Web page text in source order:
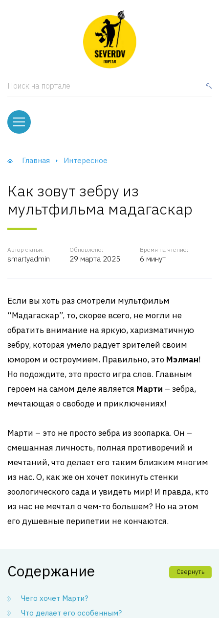
Поиск на портале
Главная Интересное
Как зовут зебру из
мультфильма мадагаскар
Автор статьи:
smartyadmin
Обновлено:
29 марта 2025
Время на чтение:
6 минут
Если вы хоть раз смотрели мультфильм
“Мадагаскар”, то, скорее всего, не могли не
обратить внимание на яркую, харизматичную
зебру, которая умело радует зрителей своим
юмором и остроумием. Правильно, это Мэлман!
Но подождите, это просто игра слов. Главным
героем на самом деле является Марти – зебра,
мечтающая о свободе и приключениях!
Марти – это не просто зебра из зоопарка. Он –
смешанная личность, полная противоречий и
мечтаний, что делает его таким близким многим
из нас. О, как же он хочет покинуть стенки
зоологического сада и увидеть мир! И правда, кто
из нас не мечтал о чем-то большем? Но на этом
его душевные перипетии не кончаются.
Содержание Свернуть
Чего хочет Марти?
Что делает его особенным?
и тумбы